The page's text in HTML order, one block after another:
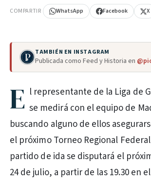
COMPARTIR WhatsApp Facebook X
TAMBIÉN EN INSTAGRAM
Publicada como Feed y Historia en
E l representante de la Liga de
se medirá con el equipo de
buscando alguno de ellos
el próximo Torneo Regional
partido de ida se disputará el
24 de julio, a partir de las 19.30 en